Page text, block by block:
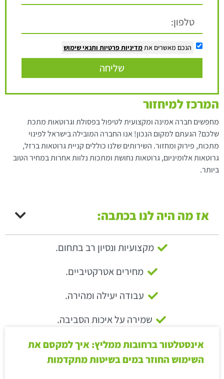
הנכם מאשרים אתמדיניות פרטיות ותנאי שימוש
שליחה
המרכז למיחזור
מחפשים חברה אמינה ומקצועית לטיפול בפסולת וגרוטאות מתכת
שלכם? הגעתם למקום הנכון! אנו החברה המובילה בישראל לפינוי
מתכות, פירוק ומחזור. השירותים שלנו כוללים קניית גרוטאות ברזל,
גרוטאות אלומיניום, גרוטאות נחושת ומתכות נלוות אחרות במחיר הטוב
ביותר.
אז מה היה לנו בכתבה:
מקצועיות ונסיון רב בתחום.
מחירים אטרקטיביים.
עבודה יעילה ומהירה.
שמירה על איכות הסביבה.
אינסטלטור ברחובות ממליץ: איך למקסם את
השימוש החוזר במים בשיטות מתקדמות